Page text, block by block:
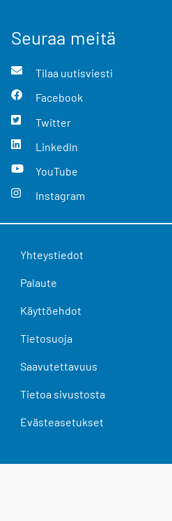
Seuraa meitä
Tilaa uutisviesti
Facebook
Twitter
LinkedIn
YouTube
Instagram
Yhteystiedot
Palaute
Käyttöehdot
Tietosuoja
Saavutettavuus
Tietoa sivustosta
Evästeasetukset